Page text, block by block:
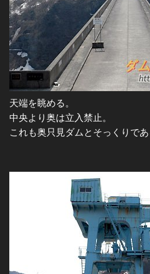
天端を眺める。
中央より奥は立入禁止。
これも奥只見ダムとそっくりであ